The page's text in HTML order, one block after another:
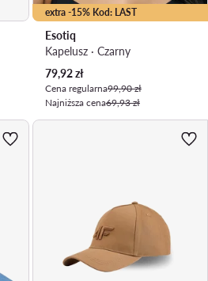
extra -15% Kod: LAST
Esotiq
Kapelusz · Czarny
Aktualna cena
79,92zł
Cena regularna99,90 zł
Najniższa cena69,93 zł